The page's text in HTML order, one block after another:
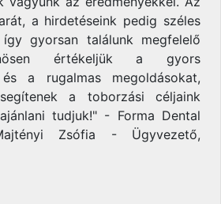
a hirdetéseink pedig széles
gyorsan találunk megfelelő
értékeljük a gyors
a rugalmas megoldásokat,
a toborzási céljaink
tudjuk!" - Forma Dental
Zsófia - Ügyvezető,